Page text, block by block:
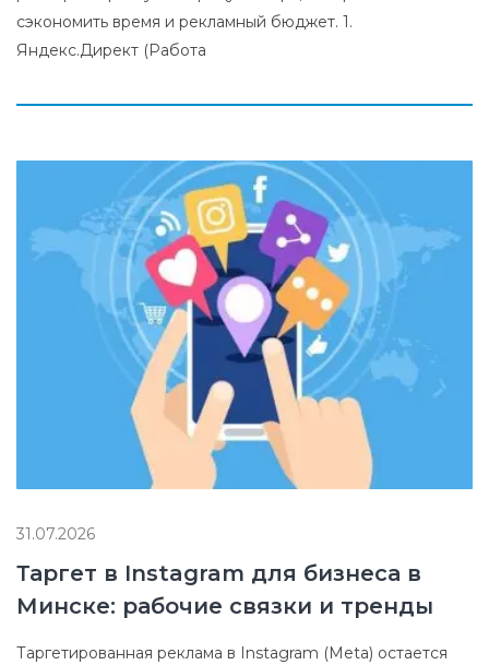
сэкономить время и рекламный бюджет. 1.
Яндекс.Директ (Работа
31.07.2026
Таргет в Instagram для бизнеса в
Минске: рабочие связки и тренды
Таргетированная реклама в Instagram (Meta) остается